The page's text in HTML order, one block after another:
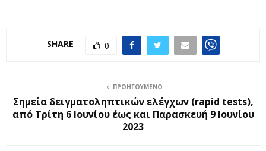
SHARE 0
ΠΡΟΗΓΟΎΜΕΝΟ
Σημεία δειγματοληπτικών ελέγχων (rapid tests),
από Τρίτη 6 Ιουνίου έως και Παρασκευή 9 Ιουνίου
2023